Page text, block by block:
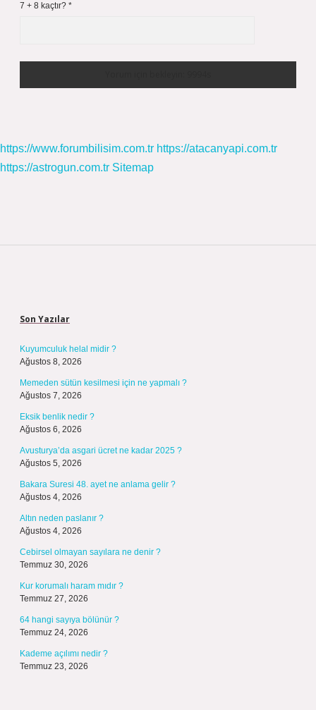
7 + 8 kaçtır? *
https://www.forumbilisim.com.tr https://atacanyapi.com.tr
https://astrogun.com.tr Sitemap
Son Yazılar
Kuyumculuk helal midir ?
Ağustos 8, 2026
Memeden sütün kesilmesi için ne yapmalı ?
Ağustos 7, 2026
Eksik benlik nedir ?
Ağustos 6, 2026
Avusturya’da asgari ücret ne kadar 2025 ?
Ağustos 5, 2026
Bakara Suresi 48. ayet ne anlama gelir ?
Ağustos 4, 2026
Altın neden paslanır ?
Ağustos 4, 2026
Cebirsel olmayan sayılara ne denir ?
Temmuz 30, 2026
Kur korumalı haram mıdır ?
Temmuz 27, 2026
64 hangi sayıya bölünür ?
Temmuz 24, 2026
Kademe açılımı nedir ?
Temmuz 23, 2026